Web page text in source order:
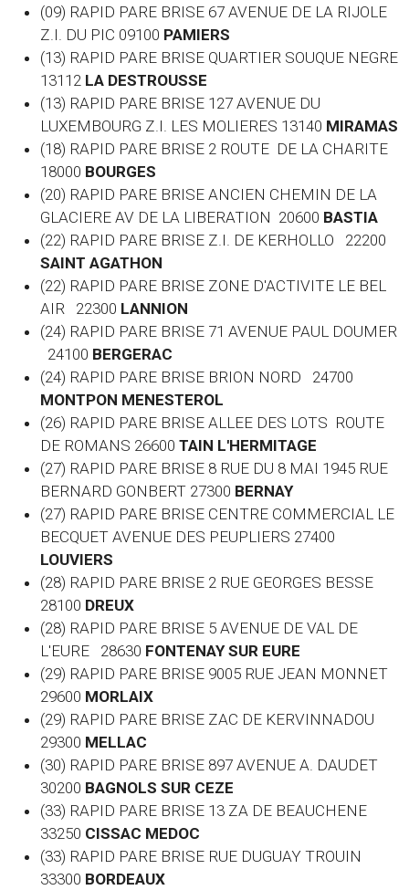
(09) RAPID PARE BRISE 67 AVENUE DE LA RIJOLE
Z.I. DU PIC 09100 PAMIERS
(13) RAPID PARE BRISE QUARTIER SOUQUE NEGRE
13112 LA DESTROUSSE
(13) RAPID PARE BRISE 127 AVENUE DU
LUXEMBOURG Z.I. LES MOLIERES 13140 MIRAMAS
(18) RAPID PARE BRISE 2 ROUTE DE LA CHARITE
18000 BOURGES
(20) RAPID PARE BRISE ANCIEN CHEMIN DE LA
GLACIERE AV DE LA LIBERATION 20600 BASTIA
(22) RAPID PARE BRISE Z.I. DE KERHOLLO 22200
SAINT AGATHON
(22) RAPID PARE BRISE ZONE D'ACTIVITE LE BEL
AIR 22300 LANNION
(24) RAPID PARE BRISE 71 AVENUE PAUL DOUMER
24100 BERGERAC
(24) RAPID PARE BRISE BRION NORD 24700
MONTPON MENESTEROL
(26) RAPID PARE BRISE ALLEE DES LOTS ROUTE
DE ROMANS 26600 TAIN L'HERMITAGE
(27) RAPID PARE BRISE 8 RUE DU 8 MAI 1945 RUE
BERNARD GONBERT 27300 BERNAY
(27) RAPID PARE BRISE CENTRE COMMERCIAL LE
BECQUET AVENUE DES PEUPLIERS 27400
LOUVIERS
(28) RAPID PARE BRISE 2 RUE GEORGES BESSE
28100 DREUX
(28) RAPID PARE BRISE 5 AVENUE DE VAL DE
L'EURE 28630 FONTENAY SUR EURE
(29) RAPID PARE BRISE 9005 RUE JEAN MONNET
29600 MORLAIX
(29) RAPID PARE BRISE ZAC DE KERVINNADOU
29300 MELLAC
(30) RAPID PARE BRISE 897 AVENUE A. DAUDET
30200 BAGNOLS SUR CEZE
(33) RAPID PARE BRISE 13 ZA DE BEAUCHENE
33250 CISSAC MEDOC
(33) RAPID PARE BRISE RUE DUGUAY TROUIN
33300 BORDEAUX